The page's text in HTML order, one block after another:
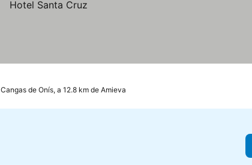
Cangas de Onís, a 12.8 km de Amieva